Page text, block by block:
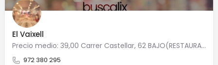
El Vaixell
Precio medio: 39,00 Carrer Castellar, 62 BAJO(RESTAURANTE) 17490 El Port
972 380 295